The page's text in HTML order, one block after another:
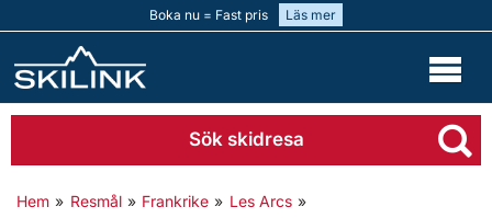
Boka nu = Fast pris Läs mer
Sök skidresa
Hem » Resmål » Frankrike » Les Arcs »